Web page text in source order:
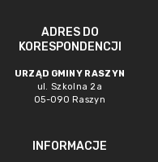
ADRES DO
KORESPONDENCJI
URZĄD GMINY RASZYN
ul. Szkolna 2a
05-090 Raszyn
INFORMACJE